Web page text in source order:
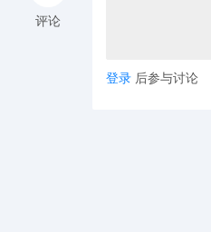
评论
登录 后参与讨论